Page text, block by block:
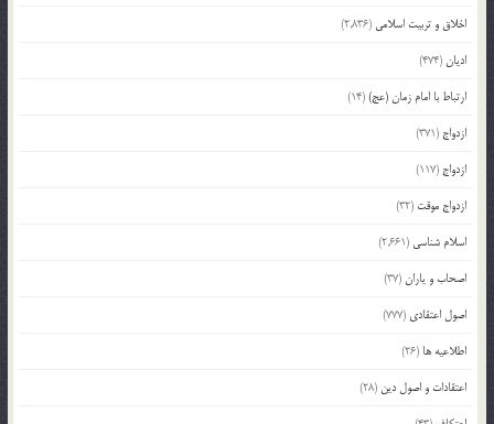
اخلاق و تربیت اسلامی (2,836)
ادیان(474)
ارتباط با امام زمان (عج)(14)
ازدواج (371)
ازدواج (117)
ازدواج موقت (32)
اسلام شناسی (2,661)
اصحاب و یاران(37)
اصول اعتقادی (777)
اطلاعیه ها (26)
اعتقادات و اصول دین (28)